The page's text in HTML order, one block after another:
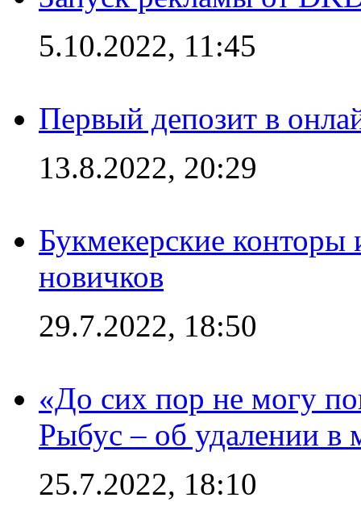
5.10.2022, 11:45
Первый депозит в
13.8.2022, 20:29
Букмекерские конторы
новичков
29.7.2022, 18:50
«До сих пор не могу
Рыбус – об удалении в
25.7.2022, 18:10